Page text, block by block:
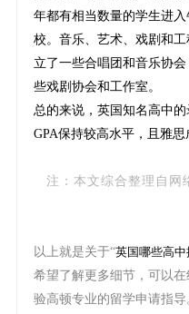
年都有相当数量的学生进
校。音乐、艺术、戏剧和
立了一些合唱团和音乐协
些戏剧协会和工作室。
总的来说，英国知名高中
GPA保持较高水平，且雅思
注：本文综合整理自网
以上就是关于“英国哪些高
希望了解更多细节，可以
验高顿专业的留学申请指导